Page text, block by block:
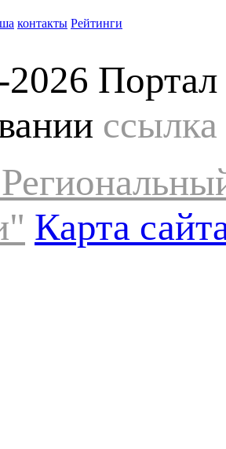
контакты Рейтинги
Портал
ссылка
Карта